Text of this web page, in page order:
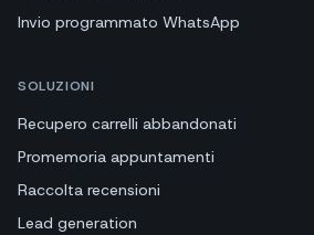
Invio programmato WhatsApp
SOLUZIONI
Recupero carrelli abbandonati
Promemoria appuntamenti
Raccolta recensioni
Lead generation